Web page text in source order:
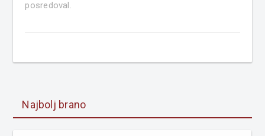
posredoval.
Najbolj brano